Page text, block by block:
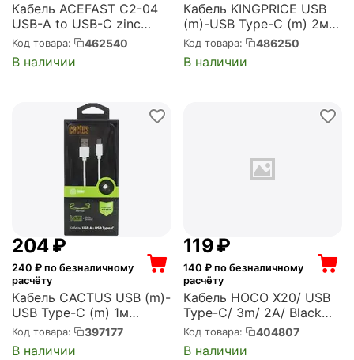
Кабель ACEFAST C2-04
USB-A to USB-C zinc
alloy silicone charging
data cable для
подзарядки и передачи
(AF-C2-04-BK)
Код товара: 462540
В наличии
Кабель KINGPRICE USB
(m)-USB Type-C (m) 2м
черный (KP-USBAC-3A-
2M)
Код товара: 486250
В наличии
‍204‍₽
240 ₽ по безналичному
расчёту
Кабель CACTUS USB (m)-
USB Type-C (m) 1м
белый блистер (CS-
USB.A.USB.C-1)
Код товара: 397177
В наличии
‍119‍₽
140 ₽ по безналичному
расчёту
Кабель HOCO X20/ USB
Type-C/ 3m/ 2A/ Black
(HC-68969)
Код товара: 404807
В наличии